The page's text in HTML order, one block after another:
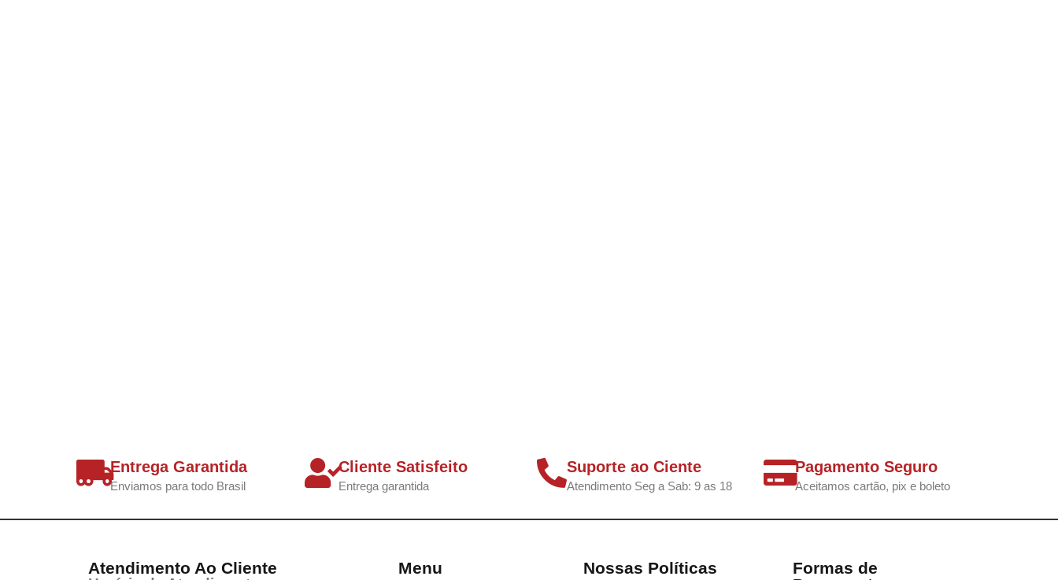
Entrega Garantida
Enviamos para todo Brasil
Cliente Satisfeito
Entrega garantida
Suporte ao Ciente
Atendimento Seg a Sab: 9 as 18
Pagamento Seguro
Aceitamos cartão, pix e boleto
Atendimento Ao Cliente Menu Nossas Políticas
Formas de